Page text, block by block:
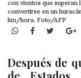
con vientos que superan
convertirse en un
km/hora. Foto/AFP
WhatsApp
Facebook
Twitter
Después de